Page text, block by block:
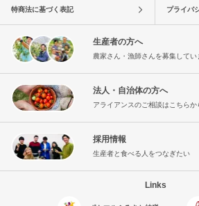
特商法に基づく表記 プライバ
生産者の方へ
農家さん・漁師さんを募集してい
法人・自治体の方へ
アライアンスのご相談はこちらか
採用情報
生産者と食べる人をつなぎたい
Links